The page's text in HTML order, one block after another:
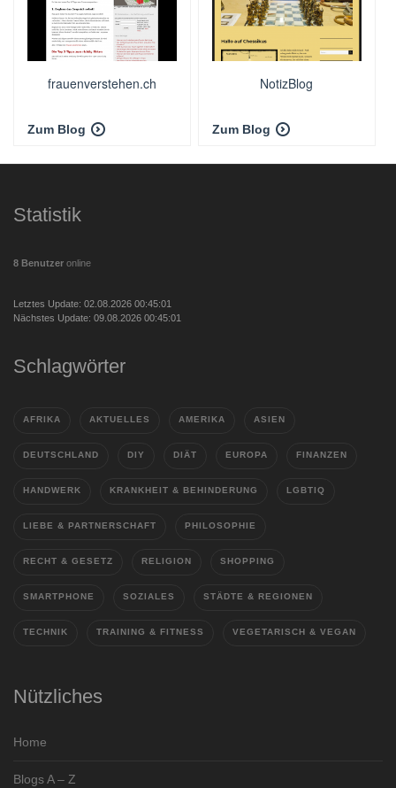
frauenverstehen.ch
Zum Blog
NotizBlog
Zum Blog
Statistik
8 Benutzer online
Letztes Update: 02.08.2026 00:45:01
Nächstes Update: 09.08.2026 00:45:01
Schlagwörter
AFRIKA AKTUELLES AMERIKA ASIEN
DEUTSCHLAND DIY DIÄT EUROPA FINANZEN
HANDWERK KRANKHEIT & BEHINDERUNG LGBTIQ
LIEBE & PARTNERSCHAFT PHILOSOPHIE
RECHT & GESETZ RELIGION SHOPPING
SMARTPHONE SOZIALES STÄDTE & REGIONEN
TECHNIK TRAINING & FITNESS VEGETARISCH & VEGAN
Nützliches
Home
Blogs A – Z